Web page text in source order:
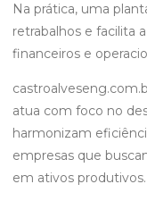
Na prática, uma
retrabalhos e facilita
financeiros e
atua com foco no
harmonizam
empresas que
em ativos produtivos.